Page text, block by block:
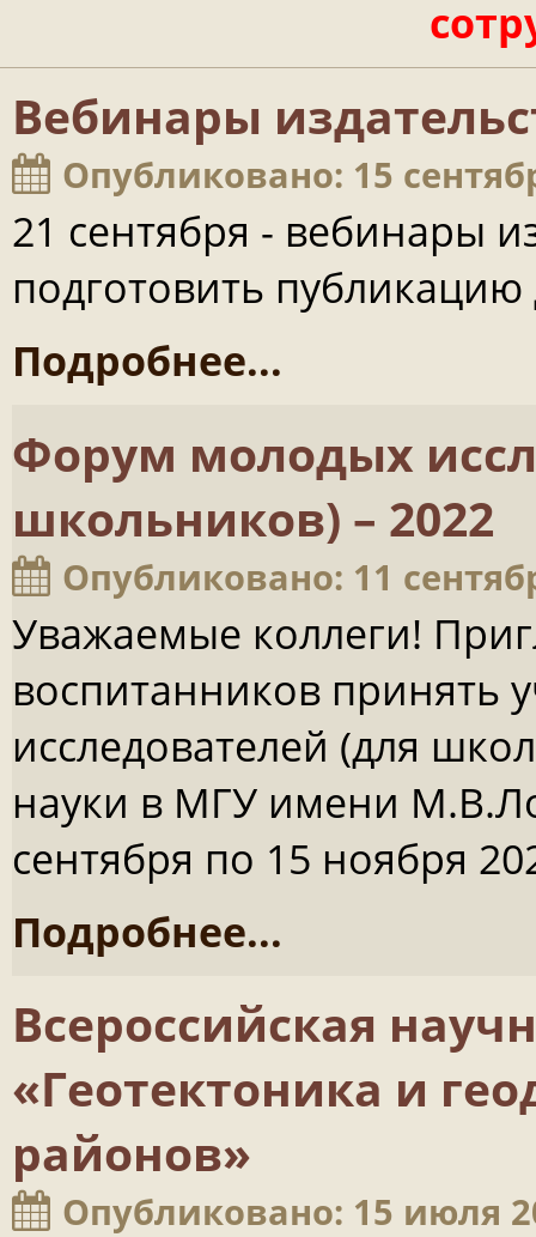
Вебинары
Опубликовано: 15
21 сентября - вебинары
подготовить
Подробнее...
Форум молодых
школьников) – 2022
Опубликовано: 11
Уважаемые коллеги!
воспитанников принять
исследователей (для
науки в МГУ имени
сентября по 15 ноября
Подробнее...
Всероссийская
«Геотектоника и
районов»
Опубликовано: 15 июля